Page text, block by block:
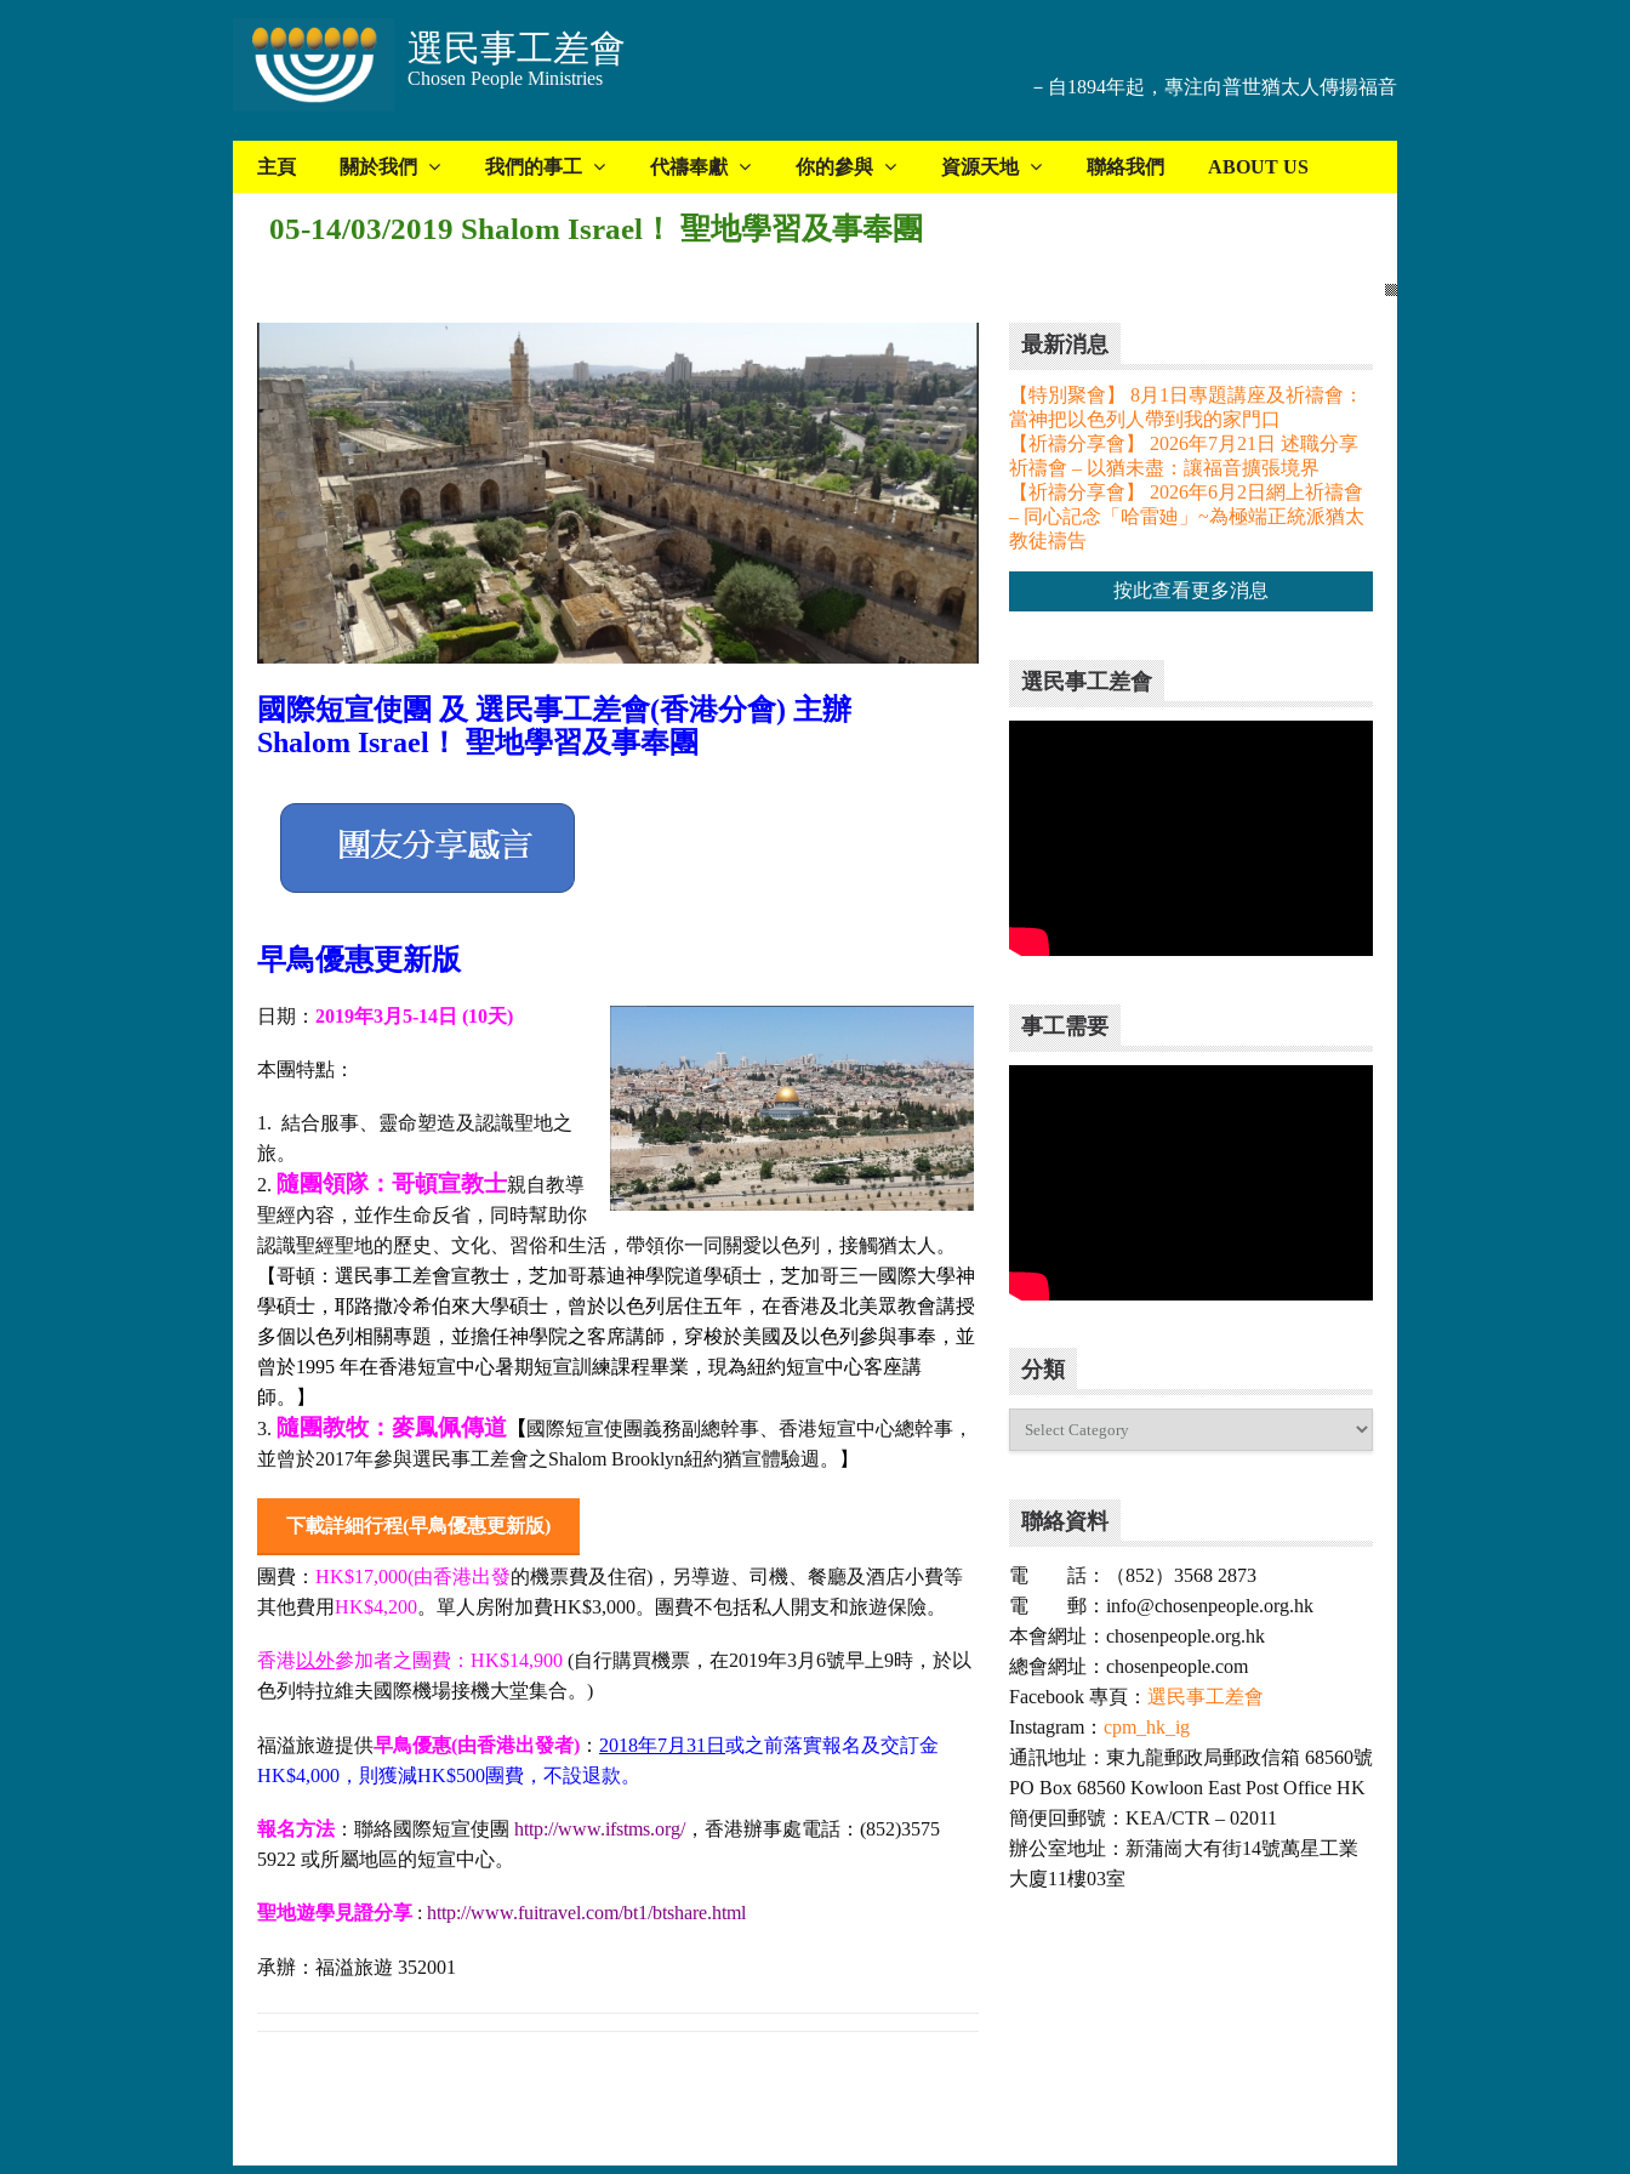
選民事工差會
Chosen People Ministries －自1894年起，專注向普世猶太人傳揚福音
主頁 關於我們 我們的事工 代禱奉獻 你的參與 資源天地 聯絡我們 ABOUT US
05-14/03/2019 Shalom Israel！ 聖地學習及事奉團
國際短宣使團 及 選民事工差會(香港分會) 主辦
Shalom Israel！ 聖地學習及事奉團
早鳥優惠更新版
日期： 2019年3月5-14日 (10天)
本團特點：
1. 結合服事、靈命塑造及認識聖地之
旅。
2. 隨團領隊：哥頓宣教士親自教導
聖經內容，並作生命反省，同時幫助你
認識聖經聖地的歷史、文化、習俗和生活，帶領你一同關愛以色列，接觸猶太人。
【哥頓：選民事工差會宣教士，芝加哥慕迪神學院道學碩士，芝加哥三一國際大學神
學碩士，耶路撒冷希伯來大學碩士，曾於以色列居住五年，在香港及北美眾教會講授
多個以色列相關專題，並擔任神學院之客席講師，穿梭於美國及以色列參與事奉，並
曾於1995 年在香港短宣中心暑期短宣訓練課程畢業，現為紐約短宣中心客座講
師。】
3. 隨團教牧：麥鳳佩傳道 【 國際短宣使團義務副總幹事、香港短宣中心總幹事，
並曾於2017年參與選民事工差會之Shalom Brooklyn紐約猶宣體驗週。
】
下載詳細行程(早鳥優惠更新版)
團費： HK$17,000(由香港出發的機票費及住宿)，另導遊、司機、餐廳及酒店小費等
其他費用HK$4,200。單人房附加費HK$3,000。團費不包括私人開支和旅遊保險。
香港 以外參加者之團費：HK$14,900 (自行購買機票，在2019年3月6號早上9時，於以
色列特拉維夫國際機場接機大堂集合。)
福溢旅遊提供早鳥優惠(由香港出發者) ： 2018年7月31日 或之前落實報名及交訂金
HK$4,000，則獲減HK$500團費，不設退款。
報名方法：聯絡國際短宣使團 http://www.ifstms.org/，香港辦事處電話：(852)3575
5922 或所屬地區的短宣中心。
聖地遊學見證分享 : http://www.fuitravel.com/bt1/btshare.html
承辦：福溢旅遊 352001
最新消息
【特別聚會】 8月1日專題講座及祈禱會：
當神把以色列人帶到我的家門口
【祈禱分享會】 2026年7月21日 述職分享
祈禱會 – 以猶未盡：讓福音擴張境界
【祈禱分享會】 2026年6月2日網上祈禱會
– 同心記念「哈雷廸」~為極端正統派猶太
教徒禱告
按此查看更多消息
選民事工差會
事工需要
分類
聯絡資料
電 話：（852）3568 2873
電 郵：info@chosenpeople.org.hk
本會網址：chosenpeople.org.hk
總會網址：chosenpeople.com
Facebook 專頁： 選民事工差會
Instagram： cpm_hk_ig
通訊地址：東九龍郵政局郵政信箱 68560號
PO Box 68560 Kowloon East Post Office HK
簡便回郵號：KEA/CTR – 02011
辦公室地址：新蒲崗大有街14號萬星工業
大廈11樓03室